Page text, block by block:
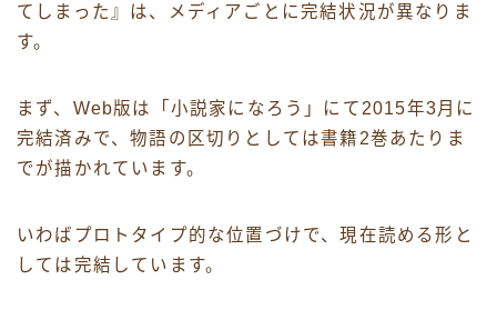
てしまった』は、メディアごとに完結状況が異なりま
す。
まず、Web版は「小説家になろう」にて2015年3月に
完結済みで、物語の区切りとしては書籍2巻あたりま
でが描かれています。
いわばプロトタイプ的な位置づけで、現在読める形と
しては完結しています。